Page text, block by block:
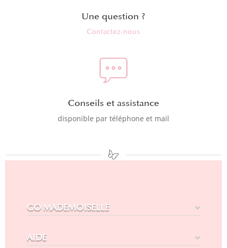
Une question ?
Contactez-nous
Conseils et assistance
disponible par téléphone et mail
GO MADEMOISELLE
AIDE